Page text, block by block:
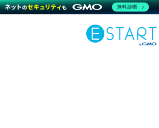
無料診断